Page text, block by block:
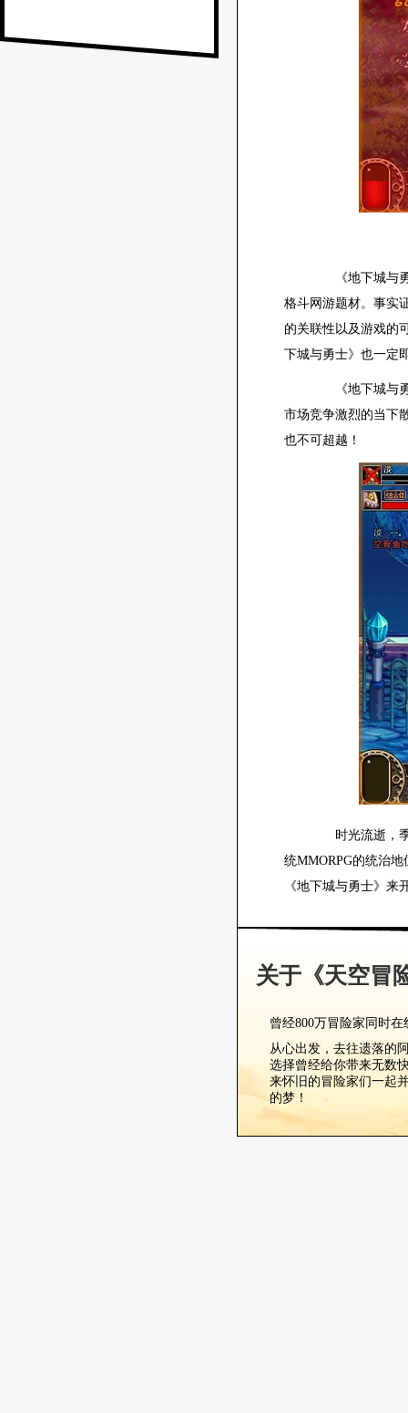
《地下城与勇
格斗网游题材。事实
的关联性以及游戏的
下城与勇士》也一定
《地下城与勇
市场竞争激烈的当下
也不可超越！
时光流逝，季
统MMORPG的统治
《地下城与勇士》来
关于《天空冒
曾经800万冒险家同时在
从心出发，去往遗落的
选择曾经给你带来无数
来怀旧的冒险家们一起
的梦！